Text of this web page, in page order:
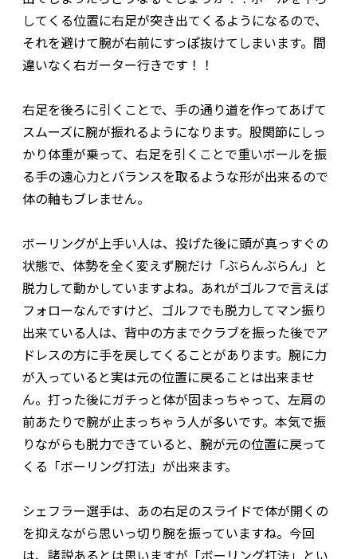
してくる位置に右足が突き出てくるようになるので、
それを避けて腕が右前にすっぽ抜けてしまいます。間
違いなく右ガーター行きです！！
右足を後ろに引くことで、手の通り道を作ってあげて
スムーズに腕が振れるようになります。股関節にしっ
かり体重が乗って、右足を引くことで重いボールを振
る手の遠心力とバランスを取るような形が出来るので
体の軸もブレません。
ボーリングが上手い人は、投げた後に頭が真っすぐの
状態で、体勢を全く変えず腕だけ「ぶらんぶらん」と
脱力して動かしていますよね。あれがゴルフで言えば
フォローなんですけど、ゴルフでも脱力してマン振り
出来ている人は、背中の方までクラブを振った後でア
ドレスの方に手を戻してくることがあります。腕に力
が入っていると実は元の位置に戻ることは出来ませ
ん。打った後にガチっと体が固まっちゃって、左肩の
前あたりで腕が止まっちゃう人が多いです。本気で振
りながらも脱力できていると、腕が元の位置に戻って
くる「ボーリング打法」が出来ます。
シェフラー選手は、あの右足のスライドで体が開くの
を抑えながら思いっ切り腕を振っていますね。今回
は、諸説あるとは思いますが「ボーリング打法」とい